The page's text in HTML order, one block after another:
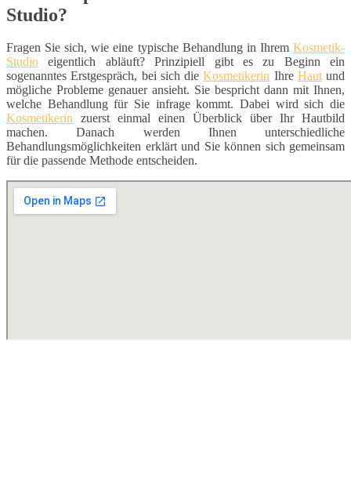
Studio?
Fragen Sie sich, wie eine typische Behandlung in Ihrem Kosmetik-
Studio eigentlich abläuft? Prinzipiell gibt es zu Beginn ein
sogenanntes Erstgespräch, bei sich dieKosmetikerin Ihre Hautund
mögliche Probleme genauer ansieht. Sie bespricht dann mit Ihnen,
welche Behandlung für Sie infrage kommt. Dabei wird sich die
Kosmetikerin zuerst einmal einen Überblick über Ihr Hautbild
machen. Danach werden Ihnen unterschiedliche
Behandlungsmöglichkeiten erklärt und Sie können sich gemeinsam
für die passende Methode entscheiden.